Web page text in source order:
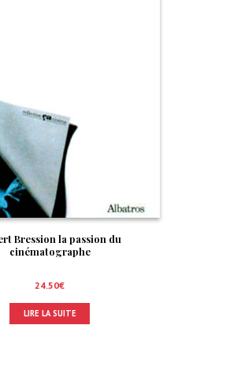
Bression la passion du
cinématographe
24.50€
LIRE LA SUITE